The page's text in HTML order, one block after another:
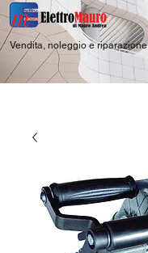
Vendita, noleggio e